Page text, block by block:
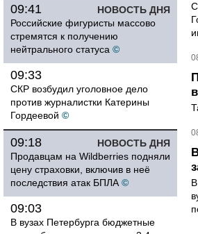
НОВОСТЬ ДНЯ
09:41
Российские фигуристы массово
стремятся к получению
нейтрального статуса ©
09:33
СКР возбудил уголовное дело
против журналистки Катерины
Гордеевой ©
НОВОСТЬ ДНЯ
09:18
Продавцам на Wildberries подняли
цену страховки, включив в неё
последствия атак БПЛА ©
09:03
В вузах Петербурга бюджетные